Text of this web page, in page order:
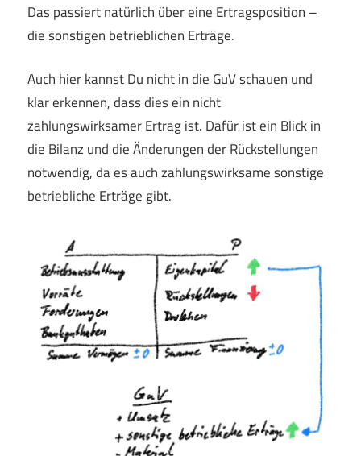
Das passiert natürlich über eine Ertragsposition –
die sonstigen betrieblichen Erträge.
Auch hier kannst Du nicht in die GuV schauen und
klar erkennen, dass dies ein nicht
zahlungswirksamer Ertrag ist. Dafür ist ein Blick in
die Bilanz und die Änderungen der Rückstellungen
notwendig, da es auch zahlungswirksame sonstige
betriebliche Erträge gibt.